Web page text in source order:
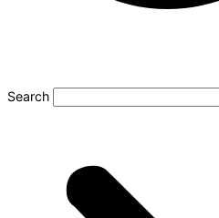
Search